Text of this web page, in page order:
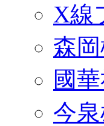
X線
森
國
今泉